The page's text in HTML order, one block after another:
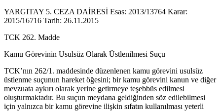
YARGITAY 5. CEZA DAİRESİ Esas: 2013/13764 Karar:
2015/16716 Tarih: 26.11.2015
TCK 262. Madde
Kamu Görevinin Usulsüz Olarak Üstlenilmesi Suçu
TCK’nın 262/1. maddesinde düzenlenen kamu görevini usulsüz
üstlenme suçunun hareket öğesini; bir kamu görevini kanun ve diğer
mevzuata aykırı olarak yerine getirmeye teşebbüs edilmesi
oluşturmaktadır. Bu suçun meydana geldiğinden söz edilebilmesi
için yalnızca bir kamu görevine ilişkin sıfatın kullanılması yeterli